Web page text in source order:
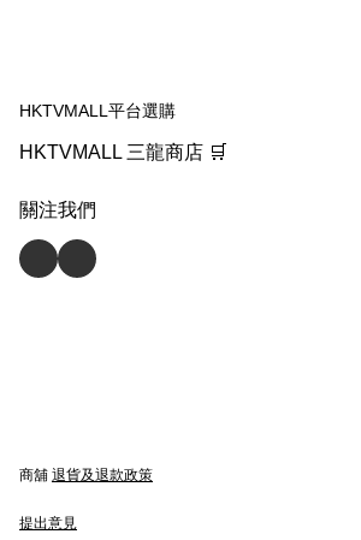
HKTVMALL平台選購
HKTVMALL 三龍商店 🛒
關注我們
商舖 退貨及退款政策
提出意見